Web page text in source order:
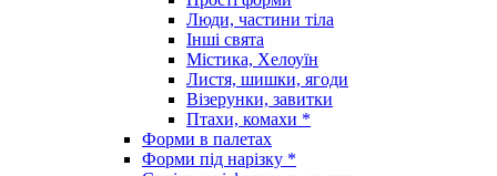
Люди, частини тіла
Інші свята
Містика, Хелоуїн
Листя, шишки, ягоди
Візерунки, завитки
Птахи, комахи *
Форми в палетах
Форми під нарізку *